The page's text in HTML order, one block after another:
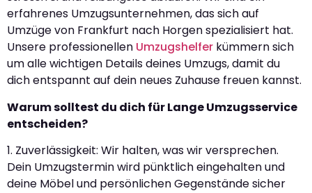
erfahrenes Umzugsunternehmen, das sich auf
Umzüge von Frankfurt nach Horgen spezialisiert hat.
Unsere professionellen Umzugshelfer kümmern sich
um alle wichtigen Details deines Umzugs, damit du
dich entspannt auf dein neues Zuhause freuen kannst.
Warum solltest du dich für Lange Umzugsservice
entscheiden?
1. Zuverlässigkeit: Wir halten, was wir versprechen.
Dein Umzugstermin wird pünktlich eingehalten und
deine Möbel und persönlichen Gegenstände sicher